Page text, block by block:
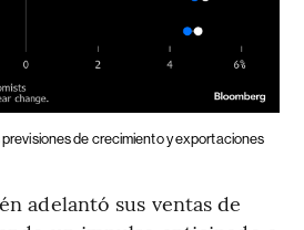
previsiones de crecimiento y exportaciones
adelantó sus ventas de